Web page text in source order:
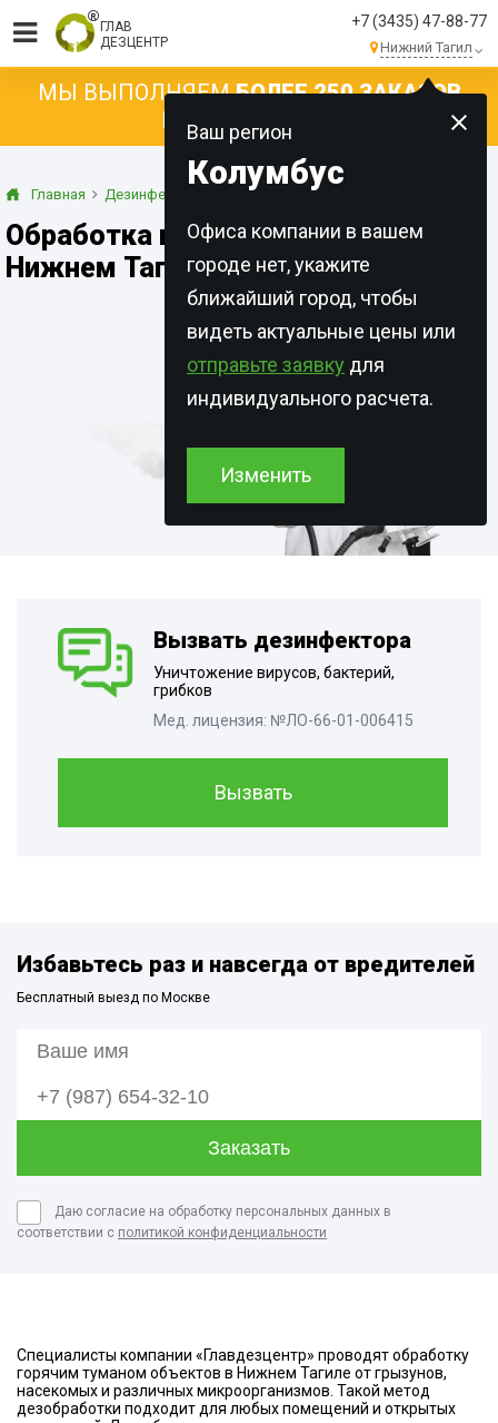
ГЛАВ
ДЕЗЦЕНТР
+7 (3435) 47-88-77
Нижний Тагил
Ваш регион
Колумбус
Офиса компании в вашем
городе нет, укажите
ближайший город, чтобы
видеть актуальные цены или
отправьте заявку для
индивидуального расчета.
Изменить
МЫ ВЫПОЛНЯЕМБОЛЕЕ 250 ЗАКАЗОВ
КАЖДЫЙ ДЕНЬ!
Главная Дезинфекция Горячий туман
Обработка горячим туманом в
Нижнем Тагиле
Вызвать дезинфектора
Уничтожение вирусов, бактерий,
грибков
Мед. лицензия: №ЛО-66-01-006415
Вызвать
Избавьтесь раз и навсегда от вредителей
Бесплатный выезд по Москве
Даю согласие на обработку персональных данных в
соответствии с политикой конфиденциальности
Специалисты компании «Главдезцентр» проводят обработку
горячим туманом объектов в Нижнем Тагиле от грызунов,
насекомых и различных микроорганизмов. Такой метод
дезобработки подходит для любых помещений и открытых